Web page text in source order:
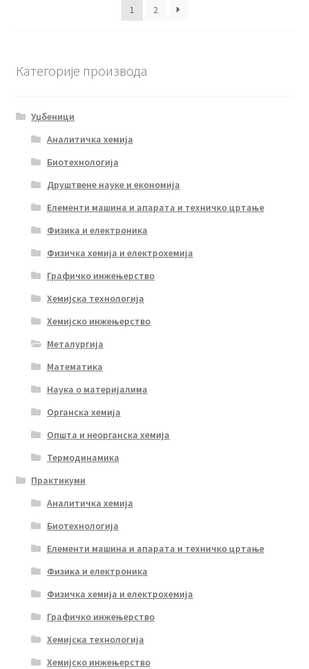
1 2
Категорије производа
Уџбеници
Аналитичка хемија
Биотехнологија
Друштвене науке и економија
Елементи машина и апарата и техничко цртање
Физика и електроника
Физичка хемија и електрохемија
Графичко инжењерство
Хемијска технологија
Хемијско инжењерство
Металургија
Математика
Наука о материјалима
Органска хемија
Општа и неорганска хемија
Термодинамика
Практикуми
Аналитичка хемија
Биотехнологија
Елементи машина и апарата и техничко цртање
Физика и електроника
Физичка хемија и електрохемија
Графичко инжењерство
Хемијска технологија
Хемијско инжењерство